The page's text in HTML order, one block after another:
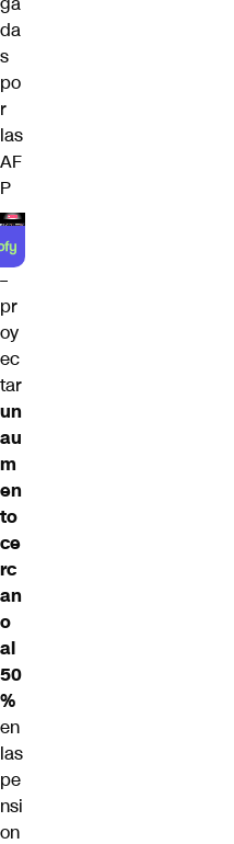
da
s
po
r
las
AF
P
–
pr
oy
ec
tar
un
au
m
en
to
ce
rc
an
o
al
50
%
en
las
pe
nsi
on